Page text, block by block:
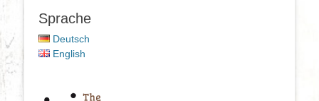
Sprache
Deutsch
English